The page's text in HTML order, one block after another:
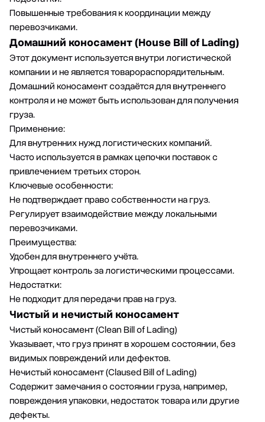
Повышенные требования к координации между
перевозчиками.
Домашний коносамент (House Bill of Lading)
Этот документ используется внутри логистической
компании и не является товарораспорядительным.
Домашний коносамент создаётся для внутреннего
контроля и не может быть использован для получения
груза.
Применение:
Для внутренних нужд логистических компаний.
Часто используется в рамках цепочки поставок с
привлечением третьих сторон.
Ключевые особенности:
Не подтверждает право собственности на груз.
Регулирует взаимодействие между локальными
перевозчиками.
Преимущества:
Удобен для внутреннего учёта.
Упрощает контроль за логистическими процессами.
Недостатки:
Не подходит для передачи прав на груз.
Чистый и нечистый коносамент
Чистый коносамент (Clean Bill of Lading)
Указывает, что груз принят в хорошем состоянии, без
видимых повреждений или дефектов.
Нечистый коносамент (Claused Bill of Lading)
Содержит замечания о состоянии груза, например,
повреждения упаковки, недостаток товара или другие
дефекты.